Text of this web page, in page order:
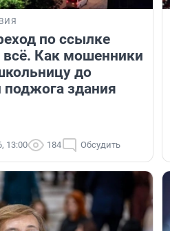
по ссылке
всё. Как мошенники
до
здания
13:00 184 Обсудить